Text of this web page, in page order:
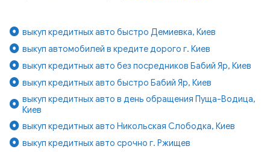
выкуп кредитных авто быстро Демиевка, Киев
выкуп автомобилей в кредите дорого г. Киев
выкуп кредитных авто без посредников Бабий Яр, Киев
выкуп кредитных авто быстро Бабий Яр, Киев
выкуп кредитных авто в день обращения Пуща-Водица,
Киев
выкуп кредитных авто Никольская Слободка, Киев
выкуп кредитных авто срочно г. Ржищев